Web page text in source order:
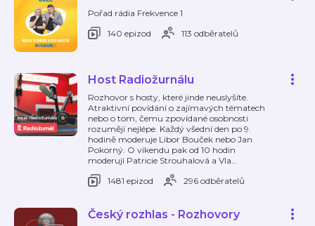
Pořad rádia Frekvence 1
140 epizod
113 odběratelů
Host Radiožurnálu
Rozhovor s hosty, které jinde neuslyšíte.
Atraktivní povídání o zajímavých tématech
nebo o tom, čemu zpovídané osobnosti
rozumějí nejlépe. Každý všední den po 9.
hodině moderuje Libor Bouček nebo Jan
Pokorný. O víkendu pak od 10 hodin
moderují Patricie Strouhalová a Vla…
1481 epizod
296 odběratelů
Český rozhlas - Rozhovory